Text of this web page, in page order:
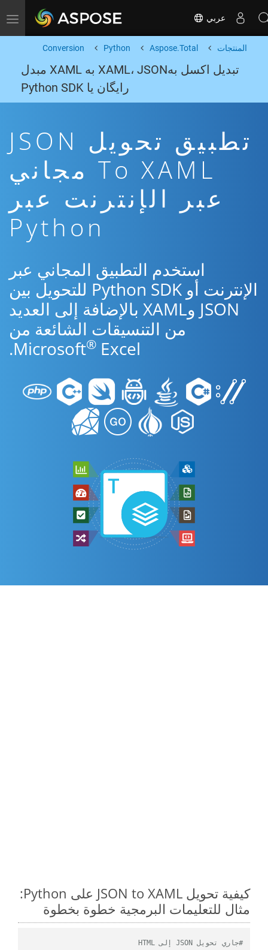
Toggle navigation عربي
المنتجات Aspose.Total
Python
Conversion
تبدیل اکسل بهXAML، JSON به XAML مبدل
رایگان یا Python SDK
تطبيق تحويل JSON
To XAML مجاني
عبر الإنترنت عبر
Python
استخدم التطبيق المجاني عبر
الإنترنت أو Python SDK للتحويل بين
JSON وXAML بالإضافة إلى العديد
من التنسيقات الشائعة من
Microsoft® Excel.
كيفية تحويل JSON to XAML على Python:
مثال للتعليمات البرمجية خطوة بخطوة
#جاري تحويل JSON إلى HTML